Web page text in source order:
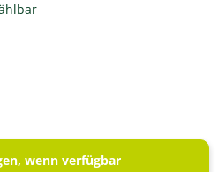
wenn verfügbar